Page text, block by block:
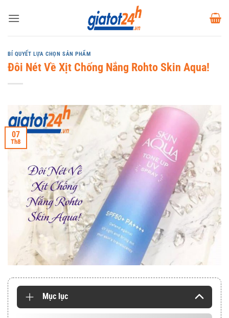
qua
BÍ QUYẾT LỰA CHỌN SẢN PHẨM
Đôi Nét Về Xịt Chống Nắng Rohto Skin Aqua!
07
Th8
Mục lục